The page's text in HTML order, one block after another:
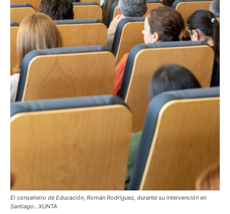
El conselleiro de Educación, Román Rodríguez, durante su intervención en
Santiago.. XUNTA